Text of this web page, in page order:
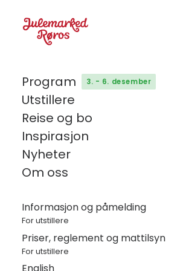
Program 3. - 6. desember
Utstillere
Reise og bo
Inspirasjon
Nyheter
Om oss
Informasjon og påmelding
For utstillere
Priser, reglement og mattilsyn
For utstillere
barn og